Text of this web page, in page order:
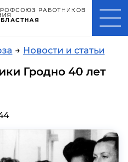
РАБОТНИКОВ
→ Новости и статьи
Гродно 40 лет